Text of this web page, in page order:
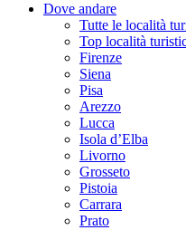
Dove andare
Tutte le località
Top località
Firenze
Siena
Pisa
Arezzo
Lucca
Isola d’Elba
Livorno
Grosseto
Pistoia
Carrara
Prato